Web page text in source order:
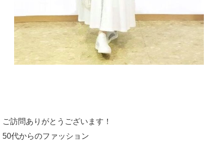
ご訪問ありがとうございます！
50代からのファッション